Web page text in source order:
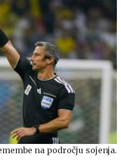
na področju sojenja.